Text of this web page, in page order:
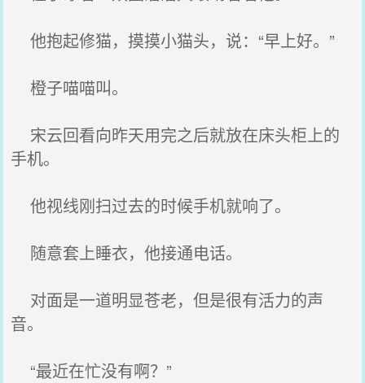
他抱起修猫，摸摸小猫头，说：“早上好。”
橙子喵喵叫。
宋云回看向昨天用完之后就放在床头柜上的
手机。
他视线刚扫过去的时候手机就响了。
随意套上睡衣，他接通电话。
对面是一道明显苍老，但是很有活力的声
音。
“最近在忙没有啊？”